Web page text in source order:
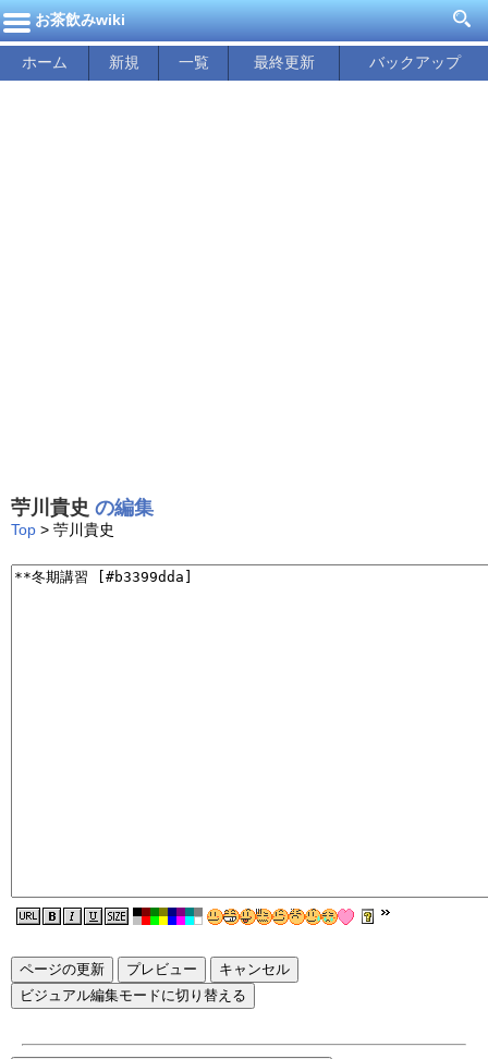
お茶飲みwiki
ホーム 新規 一覧 最終更新 バックアップ
苧川貴史 の編集
Top > 苧川貴史
ページの更新
ビジュアル編集モードに切り替える